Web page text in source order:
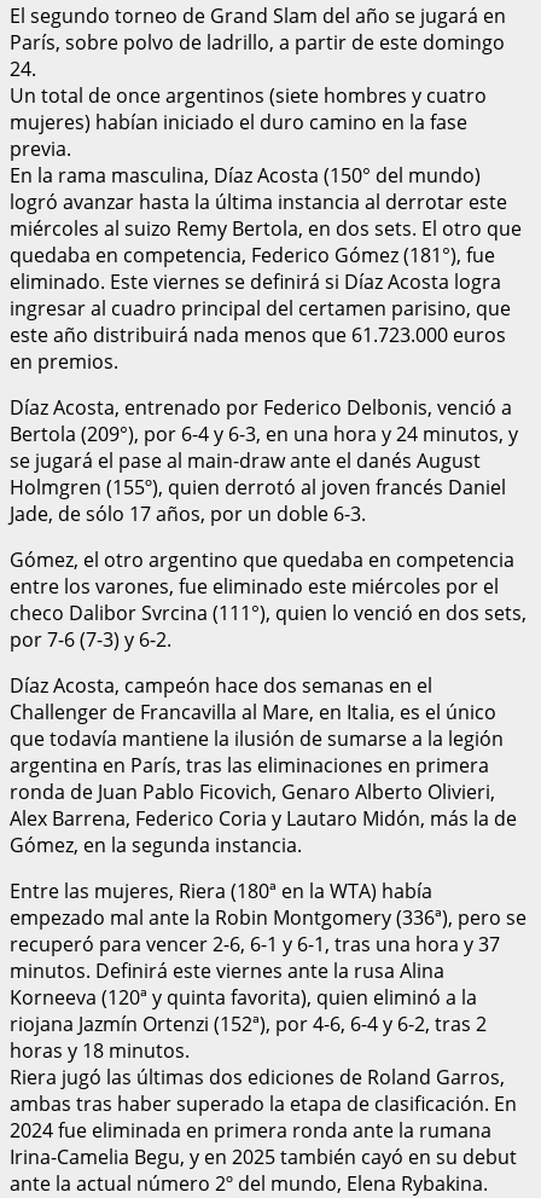
El segundo torneo de Grand Slam del año se jugará en
París, sobre polvo de ladrillo, a partir de este domingo
24.
Un total de once argentinos (siete hombres y cuatro
mujeres) habían iniciado el duro camino en la fase
previa.
En la rama masculina, Díaz Acosta (150° del mundo)
logró avanzar hasta la última instancia al derrotar este
miércoles al suizo Remy Bertola, en dos sets. El otro que
quedaba en competencia, Federico Gómez (181°), fue
eliminado. Este viernes se definirá si Díaz Acosta logra
ingresar al cuadro principal del certamen parisino, que
este año distribuirá nada menos que 61.723.000 euros
en premios.
Díaz Acosta, entrenado por Federico Delbonis, venció a
Bertola (209°), por 6-4 y 6-3, en una hora y 24 minutos, y
se jugará el pase al main-draw ante el danés August
Holmgren (155º), quien derrotó al joven francés Daniel
Jade, de sólo 17 años, por un doble 6-3.
Gómez, el otro argentino que quedaba en competencia
entre los varones, fue eliminado este miércoles por el
checo Dalibor Svrcina (111°), quien lo venció en dos sets,
por 7-6 (7-3) y 6-2.
Díaz Acosta, campeón hace dos semanas en el
Challenger de Francavilla al Mare, en Italia, es el único
que todavía mantiene la ilusión de sumarse a la legión
argentina en París, tras las eliminaciones en primera
ronda de Juan Pablo Ficovich, Genaro Alberto Olivieri,
Alex Barrena, Federico Coria y Lautaro Midón, más la de
Gómez, en la segunda instancia.
Entre las mujeres, Riera (180ª en la WTA) había
empezado mal ante la Robin Montgomery (336ª), pero se
recuperó para vencer 2-6, 6-1 y 6-1, tras una hora y 37
minutos. Definirá este viernes ante la rusa Alina
Korneeva (120ª y quinta favorita), quien eliminó a la
riojana Jazmín Ortenzi (152ª), por 4-6, 6-4 y 6-2, tras 2
horas y 18 minutos.
Riera jugó las últimas dos ediciones de Roland Garros,
ambas tras haber superado la etapa de clasificación. En
2024 fue eliminada en primera ronda ante la rumana
Irina-Camelia Begu, y en 2025 también cayó en su debut
ante la actual número 2º del mundo, Elena Rybakina.